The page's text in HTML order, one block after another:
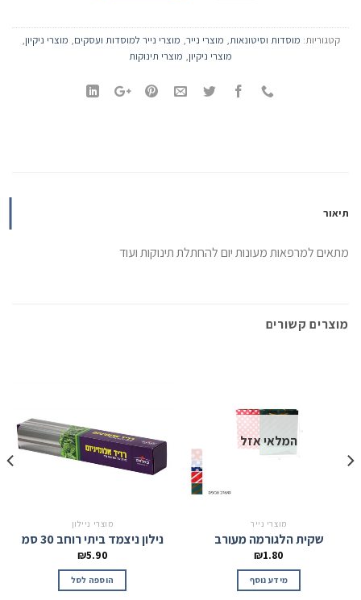
קטגוריות: מוסדות וסיטונאות, מוצרי נייר, מוצרי נייר למוסדות ועסקים, מוצרי ניקיון,
מוצרי ניקיון, מוצרי תינוקות
תיאור
מתאים למרפאות מעונות יום להחתלת תינוקות ועוד
מוצרים קשורים
המלאי אזל
מוצרי נייר
שקית הלגורמה מעורב
₪1.80
מידע נוסף
מוצרי ניילון
נילון ניצמד ביתי רוחב 30 סמ
₪5.90
הוספה לסל